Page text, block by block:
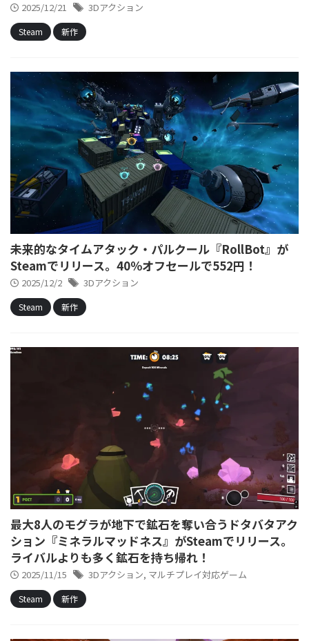
2025/12/21 3Dアクション
Steam 新作
未来的なタイムアタック・パルクール『RollBot』が
Steamでリリース。40％オフセールで552円！
2025/12/2 3Dアクション
Steam 新作
最大8人のモグラが地下で鉱石を奪い合うドタバタアク
ション『ミネラルマッドネス』がSteamでリリース。
ライバルよりも多く鉱石を持ち帰れ！
2025/11/15 3Dアクション, マルチプレイ対応ゲーム
Steam 新作